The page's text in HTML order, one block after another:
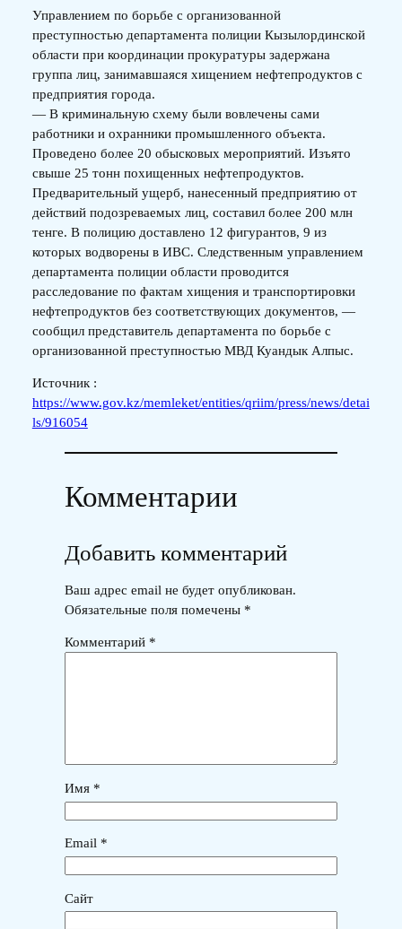
Управлением по борьбе с организованной
преступностью департамента полиции Кызылординской
области при координации прокуратуры задержана
группа лиц, занимавшаяся хищением нефтепродуктов с
предприятия города.
— В криминальную схему были вовлечены сами
работники и охранники промышленного объекта.
Проведено более 20 обысковых мероприятий. Изъято
свыше 25 тонн похищенных нефтепродуктов.
Предварительный ущерб, нанесенный предприятию от
действий подозреваемых лиц, составил более 200 млн
тенге. В полицию доставлено 12 фигурантов, 9 из
которых водворены в ИВС. Следственным управлением
департамента полиции области проводится
расследование по фактам хищения и транспортировки
нефтепродуктов без соответствующих документов, —
сообщил представитель департамента по борьбе с
организованной преступностью МВД Куандык Алпыс.
Источник :
https://www.gov.kz/memleket/entities/qriim/press/news/detai
ls/916054
Комментарии
Добавить комментарий
Ваш адрес email не будет опубликован.
Обязательные поля помечены *
Комментарий *
Имя *
Email *
Сайт